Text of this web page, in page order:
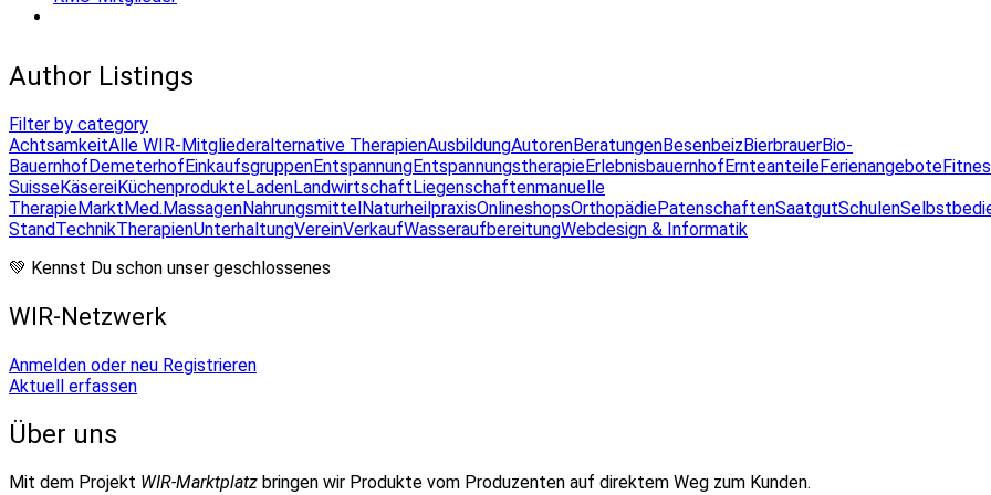
Author Listings
Filter by category
AchtsamkeitAlle WIR-Mitgliederalternative TherapienAusbildungAutorenBeratungenBesenbeizBierbrauerBio-
BauernhofDemeterhofEinkaufsgruppenEntspannungEntspannungstherapieErlebnisbauernhofErnteanteileFerienangebote
SuisseKäsereiKüchenprodukteLadenLandwirtschaftLiegenschaftenmanuelle
TherapieMarktMed.MassagenNahrungsmittelNaturheilpraxisOnlineshopsOrthopädiePatenschaftenSaatgutSchulen
StandTechnikTherapienUnterhaltungVereinVerkaufWasseraufbereitungWebdesign & Informatik
💚 Kennst Du schon unser geschlossenes
WIR-Netzwerk
Anmelden oder neu Registrieren
Aktuell erfassen
Über uns
Mit dem Projekt WIR-Marktplatz bringen wir Produkte vom Produzenten auf direktem Weg zum Kunden.